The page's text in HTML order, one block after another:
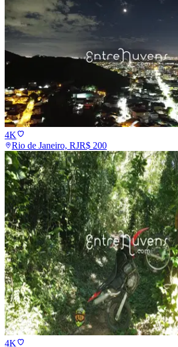
4K
Rio de Janeiro, RJR$ 200
4K